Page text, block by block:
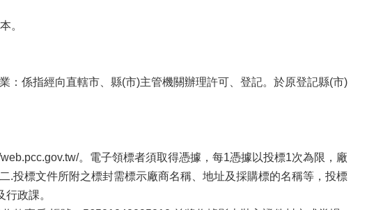
。
係指經向直轄市、縣(市)主管機關辦理許可、登記。於原登記縣(市)
。電子領標者須取得憑據，每1憑據以投標1次為限，廠
.投標文件所附之標封需標示廠商名稱、地址及採購標的名稱等，投標
政課。